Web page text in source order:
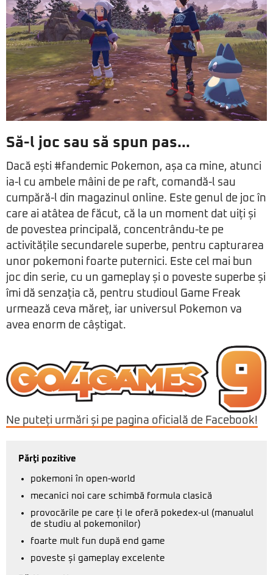
Să-l joc sau să spun pas…
Dacă ești #fandemic Pokemon, așa ca mine, atunci
ia-l cu ambele mâini de pe raft, comandă-l sau
cumpără-l din magazinul online. Este genul de joc în
care ai atâtea de făcut, că la un moment dat uiți și
de povestea principală, concentrându-te pe
activitățile secundarele superbe, pentru capturarea
unor pokemoni foarte puternici. Este cel mai bun
joc din serie, cu un gameplay și o poveste superbe și
îmi dă senzația că, pentru studioul Game Freak
urmează ceva măreț, iar universul Pokemon va
avea enorm de câștigat.
Ne puteți urmări și pe pagina oficială de Facebook!
Părţi pozitive
pokemoni în open-world
mecanici noi care schimbă formula clasică
provocările pe care ți le oferă pokedex-ul (manualul
de studiu al pokemonilor)
foarte mult fun după end game
poveste și gameplay excelente